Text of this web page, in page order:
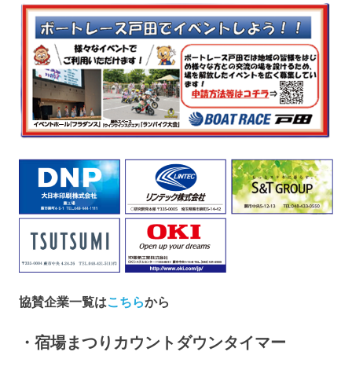
協賛企業一覧はこちらから
・宿場まつりカウントダウンタイマー